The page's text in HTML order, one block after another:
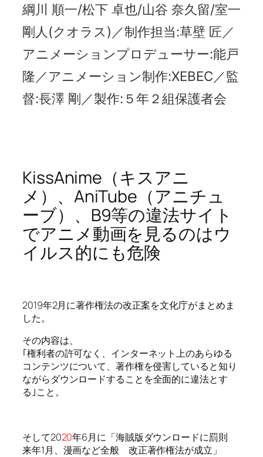
綱川 順一/松下 卓也/山谷 奈久留/室一
剛人(クオラス)／制作担当:草壁 匠／
アニメーションプロデューサー:能戸
隆／アニメーション制作:XEBEC／監
督:長澤 剛／製作:５年２組保護者会
KissAnime（キスアニ
メ）、AniTube（アニチュ
ーブ）、B9等の違法サイト
でアニメ動画を見るのはウ
イルス的にも危険
2019年2月に著作権法の改正案を文化庁がまとめま
した。
その内容は、
｢権利者の許可なく、インターネット上のあらゆる
コンテンツについて、著作権を侵害していると知り
ながらダウンロードすることを全面的に違法とす
る｣こと。
そして2020年6月に「海賊版ダウンロードに罰則
来年1月、漫画など全般 改正著作権法が成立」